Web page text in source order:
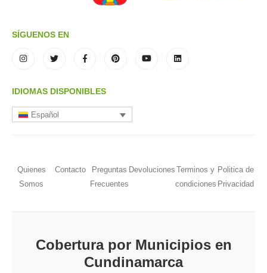
SÍGUENOS EN
IDIOMAS DISPONIBLES
Español
Quienes
Somos
Contacto
Preguntas
Frecuentes
Devoluciones Terminos y
condiciones
Politica de
Privacidad
Cobertura por Municipios en
Cundinamarca